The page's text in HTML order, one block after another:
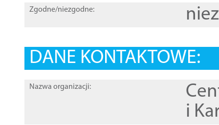
Zgodne/niezgodne:
DANE KONTAKTOWE:
Nazwa organizacji:
i